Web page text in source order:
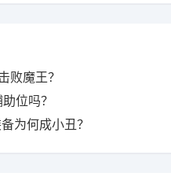
败魔王？
位吗？
为何成小丑？